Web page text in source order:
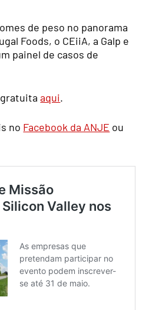
de peso no panorama
Foods, o CEiiA, a Galp e
painel de casos de
gratuitaaqui.
no Facebook da ANJE ou